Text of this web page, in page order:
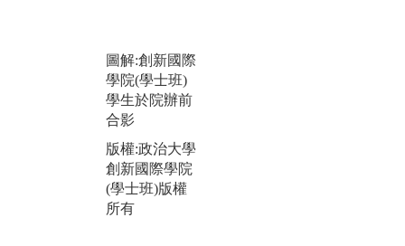
圖解:創新國際
學院(學士班)
學生於院辦前
合影
版權:政治大學
創新國際學院
(學士班)版權
所有